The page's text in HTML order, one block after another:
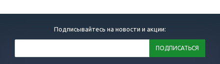
Подписывайтесь на новости и акции: